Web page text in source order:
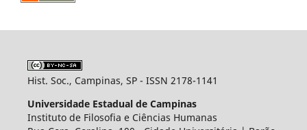
Hist. Soc., Campinas, SP - ISSN 2178-1141
Universidade Estadual de Campinas
Instituto de Filosofia e Ciências Humanas